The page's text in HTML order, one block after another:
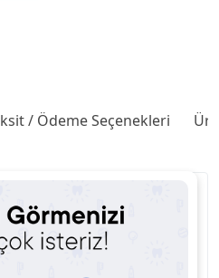
/ Ödeme Seçenekleri
ve kolay parlatılabilirlik